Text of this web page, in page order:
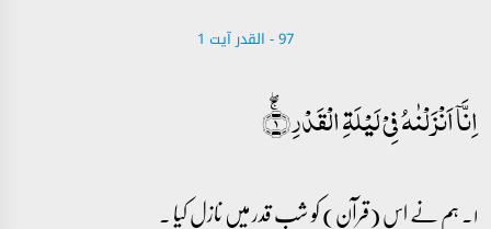
97 - ‎القدر آیت 1
اِنَّاۤ اَنۡزَلۡنٰہُ فِیۡ لَیۡلَۃِ الۡقَدۡرِ ۚ﴿ۖ۱﴾
۱۔ ہم نے اس (قرآن) کو شب قدر میں نازل کیا ۔